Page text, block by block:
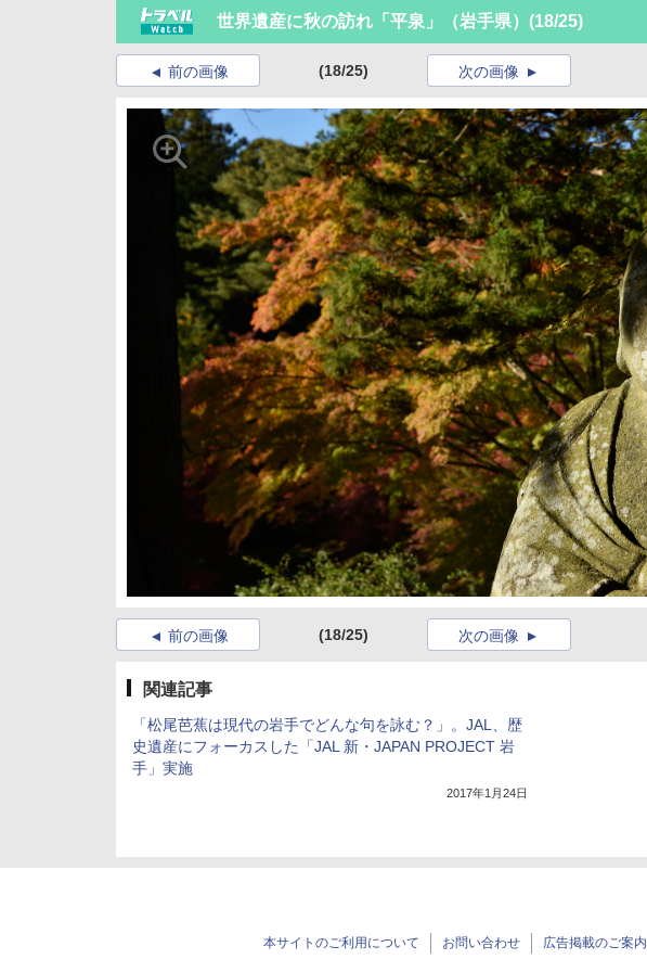
世界遺産に秋の訪れ「平泉」（岩手県） (18/25)
前の画像 (18/25) 次の画像
前の画像 (18/25) 次の画像
関連記事
「松尾芭蕉は現代の岩手でどんな句を詠む？」。JAL、歴
史遺産にフォーカスした「JAL 新・JAPAN PROJECT 岩
手」実施
2017年1月24日
本サイトのご利用について お問い合わせ 広告掲載のご案内